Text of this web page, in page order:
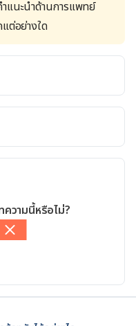
แนะนำด้านการแพทย์
ต่อย่างใด
007419.htm.
May 7, 2017.
ทีม Hello คุณหมอ
วามนี้หรือไม่?